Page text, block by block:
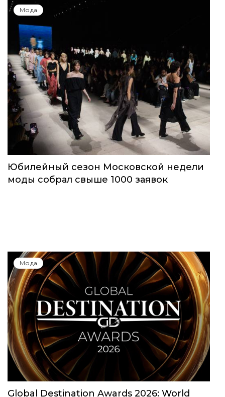
Мода
Юбилейный сезон Московской недели
моды собрал свыше 1000 заявок
Мода
Global Destination Awards 2026: World